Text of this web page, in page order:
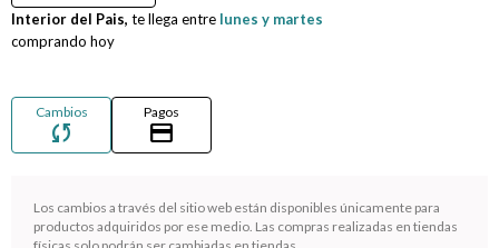
Interior del Pais, te llega entre lunes y martes
comprando hoy
Cambios
sync
Pagos
credit_card
Los cambios a través del sitio web están disponibles únicamente para
productos adquiridos por ese medio. Las compras realizadas en tiendas
¡Sumate a la forma más ágil de comprar!
Comprá en 3 cuotas sin recargo o hasta en 12